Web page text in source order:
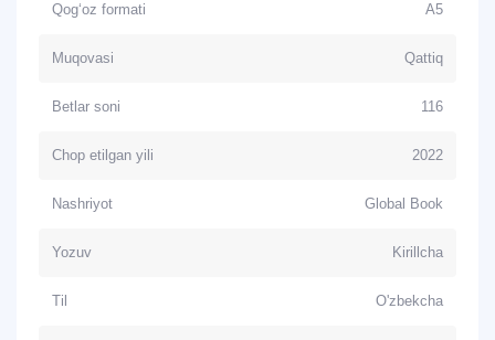
Qog‘oz formati A5
Muqovasi Qattiq
Betlar soni 116
Chop etilgan yili 2022
Nashriyot Global Book
Yozuv Kirillcha
Til O'zbekcha